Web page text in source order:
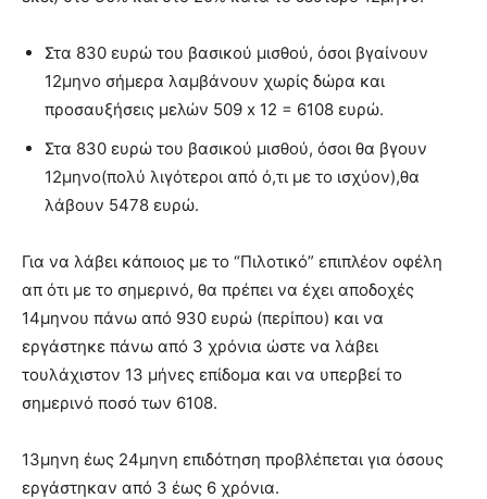
Στα 830 ευρώ του βασικού μισθού, όσοι βγαίνουν
12μηνο σήμερα λαμβάνουν χωρίς δώρα και
προσαυξήσεις μελών 509 x 12 = 6108 ευρώ.
Στα 830 ευρώ του βασικού μισθού, όσοι θα βγουν
12μηνο(πολύ λιγότεροι από ό,τι με το ισχύον),θα
λάβουν 5478 ευρώ.
Για να λάβει κάποιος με το “Πιλοτικό” επιπλέον οφέλη
απ ότι με το σημερινό, θα πρέπει να έχει αποδοχές
14μηνου πάνω από 930 ευρώ (περίπου) και να
εργάστηκε πάνω από 3 χρόνια ώστε να λάβει
τουλάχιστον 13 μήνες επίδομα και να υπερβεί το
σημερινό ποσό των 6108.
13μηνη έως 24μηνη επιδότηση προβλέπεται για όσους
εργάστηκαν από 3 έως 6 χρόνια.